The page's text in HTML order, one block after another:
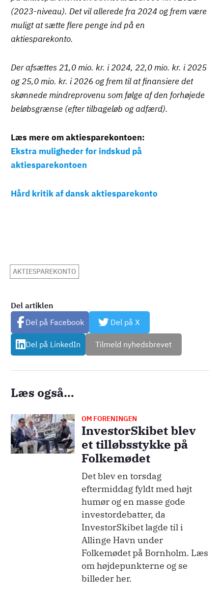
(2023-niveau). Det vil allerede fra 2024 og frem være
muligt at sætte flere penge ind på en
aktiesparekonto.
Der afsættes 21,0 mio. kr. i 2024, 22,0 mio. kr. i 2025
og 25,0 mio. kr. i 2026 og frem til at finansiere det
skønnede mindreprovenu som følge af den forhøjede
beløbsgrænse (efter tilbageløb og adfærd).
Læs mere om aktiesparekontoen:
Ekstra muligheder for indskud på
aktiesparekontoen
Hård kritik af dansk aktiesparekonto
AKTIESPAREKONTO
Del artiklen
Del på Facebook
Del på X
Del på LinkedIn Tilmeld nyhedsbrevet
Læs også...
Billede OM FORENINGEN
InvestorSkibet blev
et tilløbsstykke på
Folkemødet
Det blev en torsdag
eftermiddag fyldt med højt
humør og en masse gode
investordebatter, da
InvestorSkibet lagde til i
Allinge Havn under
Folkemødet på Bornholm. Læs
om højdepunkterne og se
billeder her.